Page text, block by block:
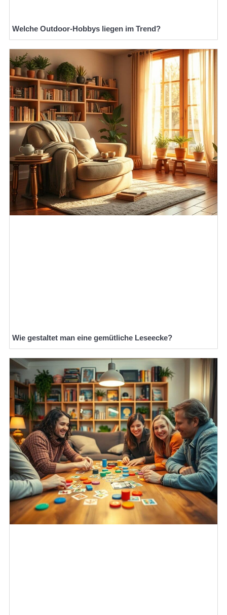
Welche Outdoor-Hobbys liegen im Trend?
Wie gestaltet man eine gemütliche Leseecke?